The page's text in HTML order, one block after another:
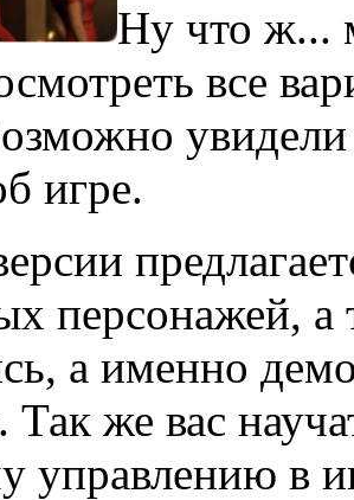
Ну что ж...
все
игре.
персонажей,
а именно
Так же вас
управлению в